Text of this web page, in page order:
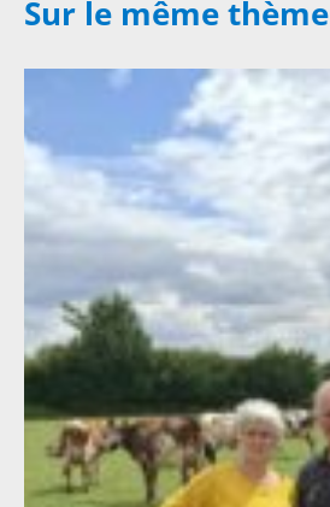
Sur le même thème